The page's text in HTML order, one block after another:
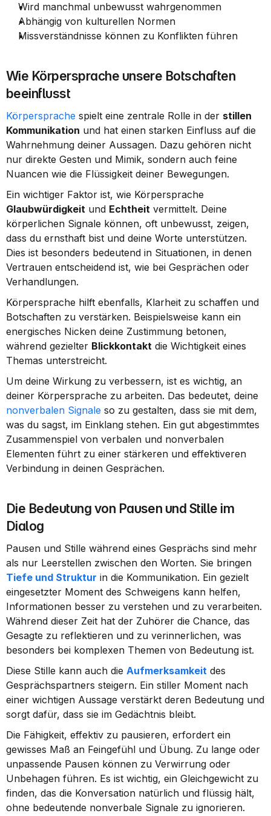
Wird manchmal unbewusst wahrgenommen
Abhängig von kulturellen Normen
Missverständnisse können zu Konflikten führen
Wie Körpersprache unsere Botschaften
beeinflusst
Körpersprache spielt eine zentrale Rolle in der stillen
Kommunikation und hat einen starken Einfluss auf die
Wahrnehmung deiner Aussagen. Dazu gehören nicht
nur direkte Gesten und Mimik, sondern auch feine
Nuancen wie die Flüssigkeit deiner Bewegungen.
Glaubwürdigkeit und Echtheit vermittelt. Deine
körperlichen Signale können, oft unbewusst, zeigen,
dass du ernsthaft bist und deine Worte unterstützen.
Dies ist besonders bedeutend in Situationen, in denen
Vertrauen entscheidend ist, wie bei Gesprächen oder
Verhandlungen.
Körpersprache hilft ebenfalls, Klarheit zu schaffen und
Botschaften zu verstärken. Beispielsweise kann ein
energisches Nicken deine Zustimmung betonen,
während gezielter Blickkontakt die Wichtigkeit eines
Themas unterstreicht.
Um deine Wirkung zu verbessern, ist es wichtig, an
nonverbalen Signale so zu gestalten, dass sie mit dem,
was du sagst, im Einklang stehen. Ein gut abgestimmtes
Zusammenspiel von verbalen und nonverbalen
Elementen führt zu einer stärkeren und effektiveren
Verbindung in deinen Gesprächen.
Die Bedeutung von Pausen und Stille im
Dialog
Pausen und Stille während eines Gesprächs sind mehr
Tiefe und Struktur in die Kommunikation. Ein gezielt
eingesetzter Moment des Schweigens kann helfen,
Informationen besser zu verstehen und zu verarbeiten.
Während dieser Zeit hat der Zuhörer die Chance, das
Gesagte zu reflektieren und zu verinnerlichen, was
besonders bei komplexen Themen von Bedeutung ist.
Diese Stille kann auch die Aufmerksamkeit des
Gesprächspartners steigern. Ein stiller Moment nach
einer wichtigen Aussage verstärkt deren Bedeutung und
sorgt dafür, dass sie im Gedächtnis bleibt.
Die Fähigkeit, effektiv zu pausieren, erfordert ein
gewisses Maß an Feingefühl und Übung. Zu lange oder
unpassende Pausen können zu Verwirrung oder
Unbehagen führen. Es ist wichtig, ein Gleichgewicht zu
finden, das die Konversation natürlich und flüssig hält,
ohne bedeutende nonverbale Signale zu ignorieren.